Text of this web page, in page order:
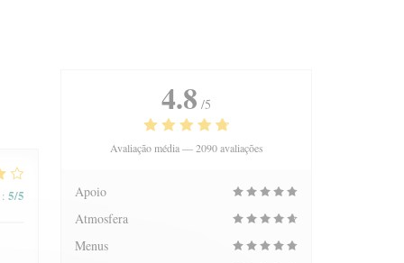
: 5/5
4.8 /5
Avaliação média —2090 avaliações
Apoio
Atmosfera
Menus